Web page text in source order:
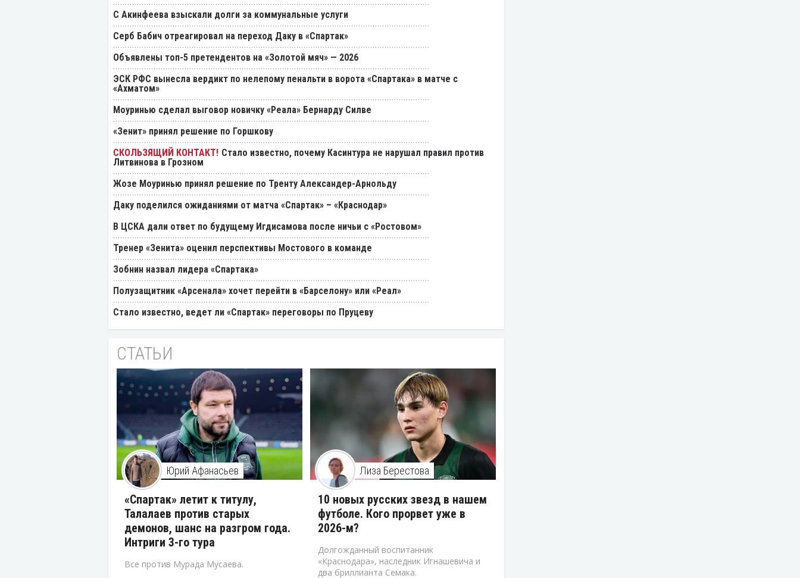
С Акинфеева взыскали долги за коммунальные услуги
Серб Бабич отреагировал на переход Даку в «Спартак»
Объявлены топ-5 претендентов на «Золотой мяч» — 2026
ЭСК РФС вынесла вердикт по нелепому пенальти в ворота «Спартака» в матче с
«Ахматом»
Моуринью сделал выговор новичку «Реала» Бернарду Силве
«Зенит» принял решение по Горшкову
Стало известно, почему Касинтура не нарушал правил против
Литвинова в Грозном
Жозе Моуринью принял решение по Тренту Александер-Арнольду
Даку поделился ожиданиями от матча «Спартак» – «Краснодар»
В ЦСКА дали ответ по будущему Игдисамова после ничьи с «Ростовом»
Тренер «Зенита» оценил перспективы Мостового в команде
Зобнин назвал лидера «Спартака»
Полузащитник «Арсенала» хочет перейти в «Барселону» или «Реал»
Стало известно, ведет ли «Спартак» переговоры по Пруцеву
СТАТЬИ
Юрий Афанасьев
«Спартак» летит к титулу,
Талалаев против старых
демонов, шанс на разгром года.
Интриги 3-го тура
Все против Мурада Мусаева.
Лиза Берестова
10 новых русских звезд в нашем
футболе. Кого прорвет уже в
2026-м?
Долгожданный воспитанник
«Краснодара», наследник Игнашевича и
два бриллианта Семака.